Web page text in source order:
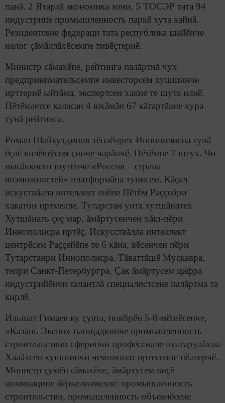
панă. 2 Ятарлă экономика зони, 5 ТОСЭР тата 94
индустрипе промышленность паркӗ хута кайнă.
Резидентсене федераци тата республика шайӗнче
налог çăмăллăхӗсемпе тивӗçтернӗ.
Министр сăмахӗпе, рейтинга палăртнă чух
предпринимательсемпе инвесторсем хушшинче
ирттернӗ ыйтăма, экспертсен хакне те шута илнӗ.
Пӗтӗмлетсе каласан 4 юхăмăн 67 кăтартăвне кура
тунă рейтинга.
Роман Шайхутдинов тӗплӗнрех Иннополиспа тунă
ӗçлӗ килӗшӳсем çинче чарăнчӗ. Пӗтӗмпе 7 штук. Чи
пысăккисен шутӗнче «Россия – страна
возможностей» платформăпа тунисем. Кăçал
искуствăлла интеллект енӗпе Пӗтӗм Раççейри
хакатон иртмелле. Тутарстан унта хутшăнатех.
Хутшăнать çеç мар, ăмăртусенчен хăш-пӗри
Иннополисра иртӗç. Искусствăлла интеллект
центрӗсем Раççейӗпе те 6 кăна, вӗсенчен пӗри
Тутарстанри Иннополисра. Тăваттăшӗ Мускавра,
тепри Санкт-Петербургра. Çак ăмăртусем цифра
индустрийӗнчи талантлă специалистсене палăртма та
кирлӗ.
Ильшат Гимаев ку çулта, ноябрӗн 5-8-мӗшӗсенче,
«Казань Экспо» площадкинче промышленность
строительствин сферинчи профессилле пултарулăхпа
Халăхсен хушшинчи чемпионат иртессине пӗлтерчӗ.
Министр çумӗн сăмахӗпе, ăмăртусем виçӗ
номинаципе йӗркеленмелле: промышленность
строительстви, промышленность объекчӗсене